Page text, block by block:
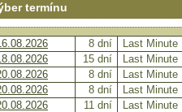
termínu
8 dní Last Minute
15 dní Last Minute
8 dní Last Minute
8 dní Last Minute
11 dní Last Minute